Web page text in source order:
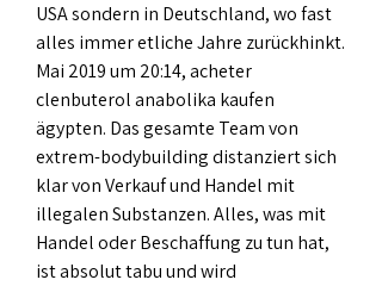
USA sondern in Deutschland, wo fast
alles immer etliche Jahre zurückhinkt.
Mai 2019 um 20:14, acheter
clenbuterol anabolika kaufen
ägypten. Das gesamte Team von
extrem-bodybuilding distanziert sich
klar von Verkauf und Handel mit
illegalen Substanzen. Alles, was mit
Handel oder Beschaffung zu tun hat,
ist absolut tabu und wird